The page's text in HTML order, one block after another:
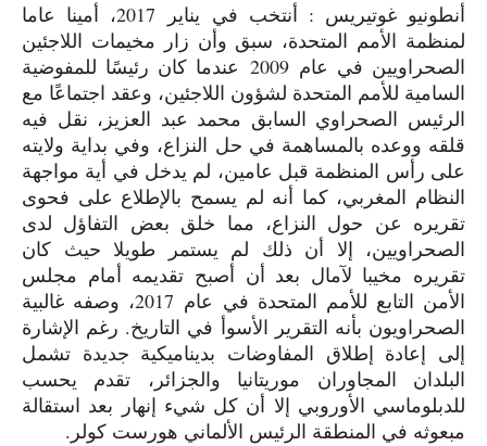
أنطونيو غوتيريس : أنتخب في يناير 2017، أمينا عاما
لمنظمة الأمم المتحدة، سبق وأن زار مخيمات اللاجئين
الصحراويين في عام2009 عندما كان رئيسًا للمفوضية
السامية للأمم المتحدة لشؤون اللاجئين، وعقد اجتماعًا مع
الرئيس الصحراوي السابق محمد عبد العزيز، نقل فيه
قلقه ووعده بالمساهمة في حل النزاع، وفي بداية ولايته
على رأس المنظمة قبل عامين، لم يدخل في أية مواجهة
النظام المغربي، كما أنه لم يسمح بالإطلاع على فحوى
تقريره عن حول النزاع، مما خلق بعض التفاؤل لدى
الصحراويين، إلا أن ذلك لم يستمر طويلا حيث كان
تقريره مخيبا لآمال بعد أن أصبح تقديمه أمام مجلس
الأمن التابع للأمم المتحدة في عام 2017، وصفه غالبية
الصحراويون بأنه التقرير الأسوأ في التاريخ. رغم الإشارة
إلى إعادة إطلاق المفاوضات بديناميكية جديدة تشمل
البلدان المجاوران موريتانيا والجزائر، تقدم يحسب
للدبلوماسي الأوروبي إلا أن كل شيء إنهار بعد استقالة
مبعوثه في المنطقة الرئيس الألماني هورست كولر.